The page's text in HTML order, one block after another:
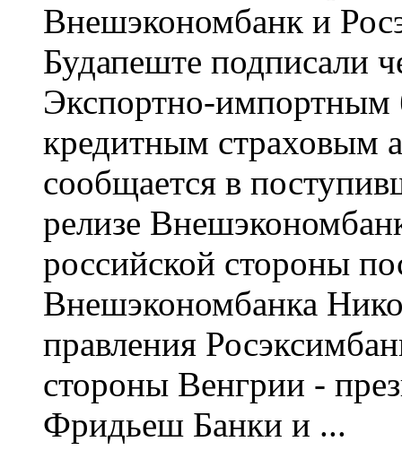
Внешэкономбанк и
Будапеште подписали
Экспортно-
кредитным страховым
сообщается в
релизе
российской стороны
Внешэкономбанка
правления
стороны Венгрии -
Фридьеш Банки и ...